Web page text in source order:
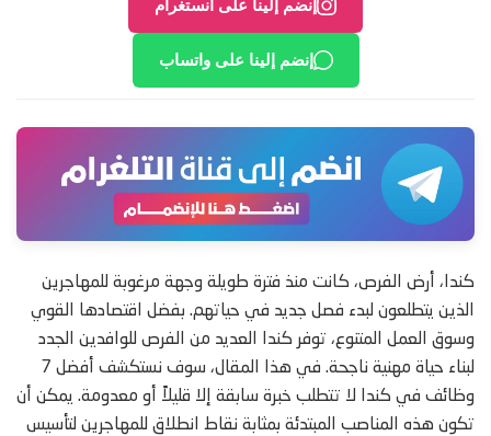
إنضم إلينا على انستغرام
إنضم إلينا على واتساب
كندا، أرض الفرص، كانت منذ فترة طويلة وجهة مرغوبة للمهاجرين
الذين يتطلعون لبدء فصل جديد في حياتهم. بفضل اقتصادها القوي
وسوق العمل المتنوع، توفر كندا العديد من الفرص للوافدين الجدد
لبناء حياة مهنية ناجحة. في هذا المقال، سوف نستكشف أفضل 7
وظائف في كندا لا تتطلب خبرة سابقة إلا قليلاً أو معدومة. يمكن أن
تكون هذه المناصب المبتدئة بمثابة نقاط انطلاق للمهاجرين لتأسيس